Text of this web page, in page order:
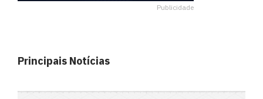
Publicidade
Principais Notícias